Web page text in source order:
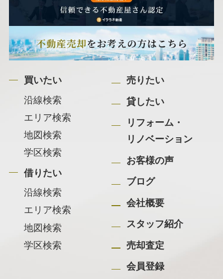
買いたい
沿線検索
エリア検索
地図検索
学区検索
借りたい
沿線検索
エリア検索
地図検索
学区検索
売りたい
貸したい
リフォーム・
リノベーション
お客様の声
ブログ
会社概要
スタッフ紹介
売却査定
会員登録